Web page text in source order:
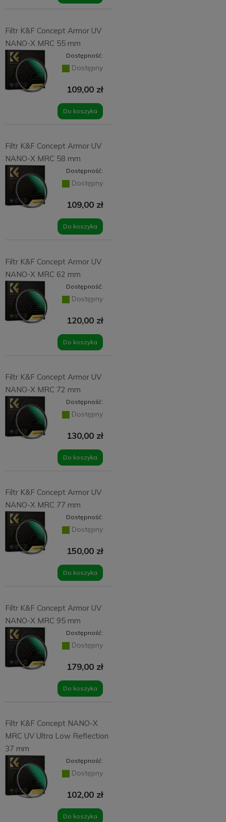
Filtr K&F Concept Armor UV
NANO-X MRC 55 mm
Dostępność:
Dostępny
109,00 zł
Do koszyka
Filtr K&F Concept Armor UV
NANO-X MRC 58 mm
Dostępność:
Dostępny
109,00 zł
Do koszyka
Filtr K&F Concept Armor UV
NANO-X MRC 62 mm
Dostępność:
Dostępny
120,00 zł
Do koszyka
Filtr K&F Concept Armor UV
NANO-X MRC 72 mm
Dostępność:
Dostępny
130,00 zł
Do koszyka
Filtr K&F Concept Armor UV
NANO-X MRC 77 mm
Dostępność:
Dostępny
150,00 zł
Do koszyka
Filtr K&F Concept Armor UV
NANO-X MRC 95 mm
Dostępność:
Dostępny
179,00 zł
Do koszyka
Filtr K&F Concept NANO-X
MRC UV Ultra Low Reflection
37 mm
Dostępność:
Dostępny
102,00 zł
Do koszyka